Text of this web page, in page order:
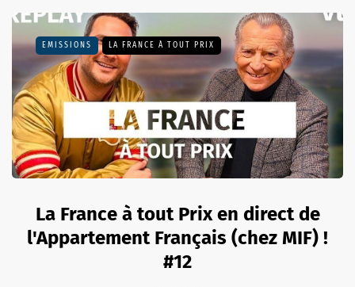
EMISSIONS LA FRANCE À TOUT PRIX
La France à tout Prix en direct de
l'Appartement Français (chez MIF) !
#12